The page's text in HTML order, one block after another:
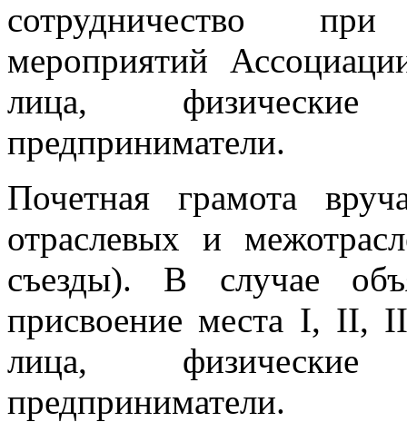
сотрудничество
мероприятий
лица, физические
предприниматели.
Почетная грамота
отраслевых и
съезды). В случае
присвоение места I, II,
лица, физические
предприниматели.